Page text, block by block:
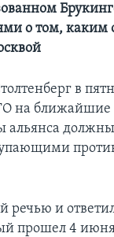
о том,
в
на
альянса
речью и
прошел 4